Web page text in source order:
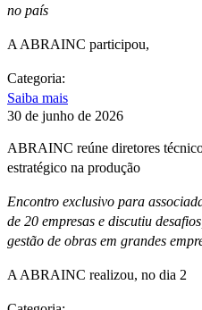
no país
A ABRAINC participou,
Categoria:
Saiba mais
30 de junho de 2026
ABRAINC reúne diretores
estratégico na produção
Encontro exclusivo para
de 20 empresas e discutiu
gestão de obras em grandes
A ABRAINC realizou, no dia 2